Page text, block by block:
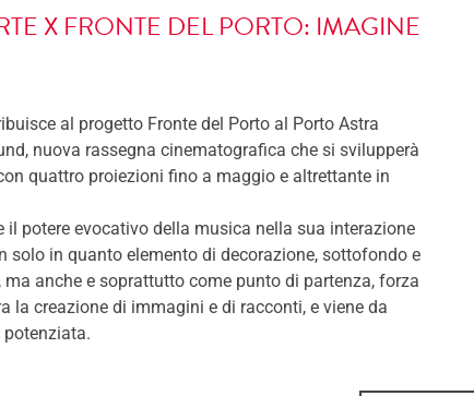
X FRONTE DEL PORTO: IMAGINE
al progetto Fronte del Porto al Porto Astra
nuova rassegna cinematografica che si svilupperà
quattro proiezioni fino a maggio e altrettante in
il potere evocativo della musica nella sua interazione
solo in quanto elemento di decorazione, sottofondo e
anche e soprattutto come punto di partenza, forza
la creazione di immagini e di racconti, e viene da